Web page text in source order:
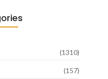
(1310)
(157)